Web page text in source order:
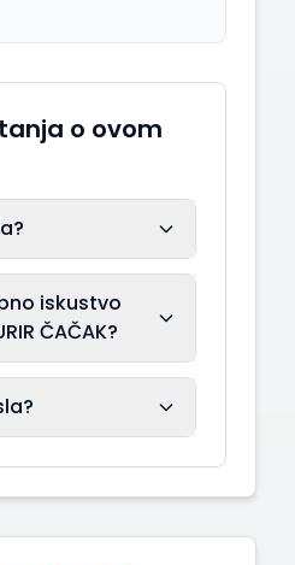
o ovom
iskustvo
ČAČAK?